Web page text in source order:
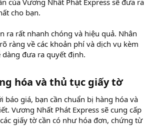
cho bạn.
ra rất nhanh chóng và hiệu quả. Nhân
ràng về các khoản phí và dịch vụ kèm
đưa ra quyết định.
hóa và thủ tục giấy tờ​
báo giá, bạn cần chuẩn bị hàng hóa và
Vương Nhất Phát Express sẽ cung cấp
giấy tờ cần có như hóa đơn, chứng từ